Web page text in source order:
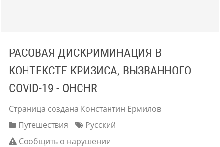
РАСОВАЯ ДИСКРИМИНАЦИЯ В
КОНТЕКСТЕ КРИЗИСА, ВЫЗВАННОГО
COVID-19 - OHCHR
Страница создана Константин Ермилов
Путешествия
Русский
Сообщить о нарушении